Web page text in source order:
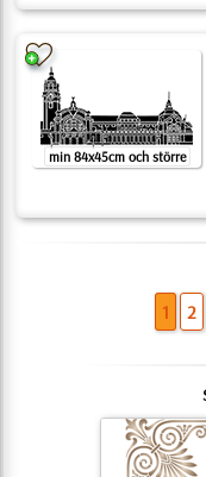
min 84x45cm och större
1 2